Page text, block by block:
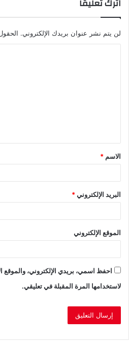
اترك تعليقاً
لن يتم نشر عنوان بريدك الإلكتروني.
ق
*
الاسم *
البريد الإلكتروني*
الموقع الإلكتروني
احفظ اسمي، بريدي الإلكتروني، والموقع
لاستخدامها المرة المقبلة في تعليقي.